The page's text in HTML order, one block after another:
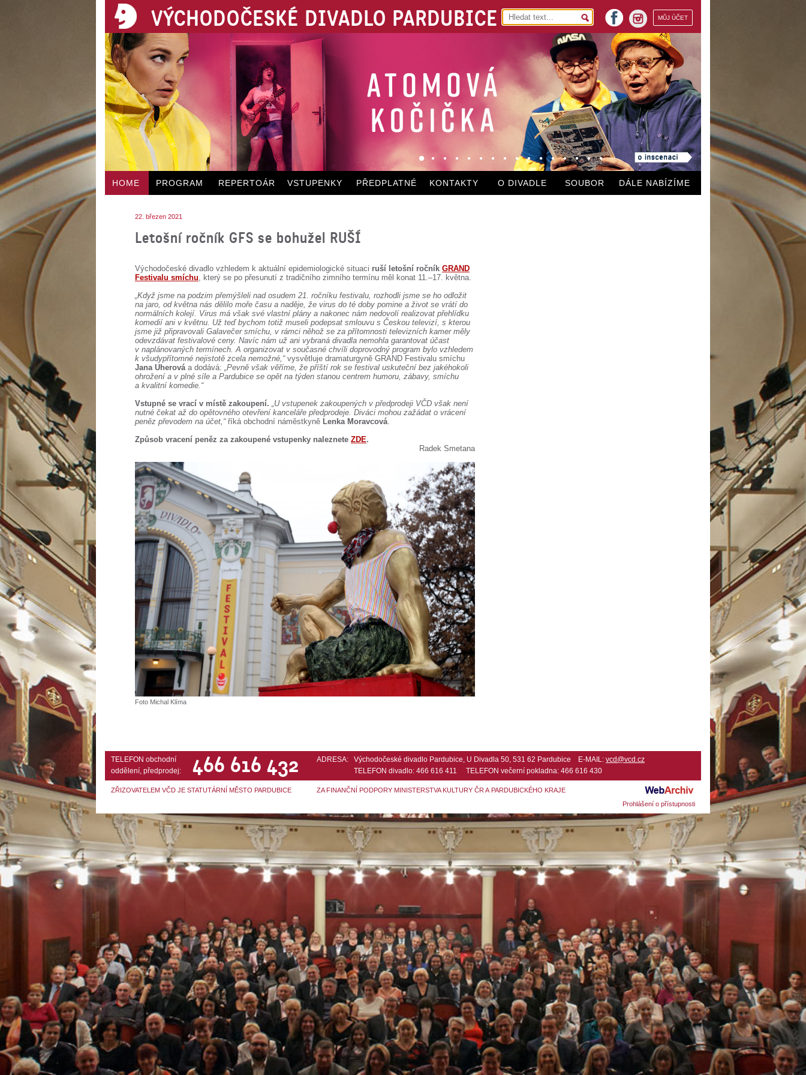
VÝCHODOČESKÉ DIVADLO PARDUBICE MŮJ ÚČET
instagram
facebook
HOME PROGRAM REPERTOÁR VSTUPENKY PŘEDPLATNÉ KONTAKTY O DIVADLE SOUBOR DÁLE NABÍZÍME
22. březen 2021
Letošní ročník GFS se bohužel RUŠÍ
Východočeské divadlo vzhledem k aktuální epidemiologické situaci ruší letošní ročník GRAND
Festivalu smíchu, který se po přesunutí z tradičního zimního termínu měl konat 11.–17. května.
„Když jsme na podzim přemýšleli nad osudem 21. ročníku festivalu, rozhodli jsme se ho odložit
na jaro, od května nás dělilo moře času a naděje, že virus do té doby pomine a život se vrátí do
normálních kolejí. Virus má však své vlastní plány a nakonec nám nedovolí realizovat přehlídku
komedií ani v květnu. Už teď bychom totiž museli podepsat smlouvu s Českou televizí, s kterou
jsme již připravovali Galavečer smíchu, v rámci něhož se za přítomnosti televizních kamer měly
odevzdávat festivalové ceny. Navíc nám už ani vybraná divadla nemohla garantovat účast
v naplánovaných termínech. A organizovat v současné chvíli doprovodný program bylo vzhledem
k všudypřítomné nejistotě zcela nemožné,“vysvětluje dramaturgyně GRAND Festivalu smíchu
Jana Uherováa dodává: „Pevně však věříme, že příští rok se festival uskuteční bez jakéhokoli
ohrožení a v plné síle a Pardubice se opět na týden stanou centrem humoru, zábavy, smíchu
a kvalitní komedie.“
Vstupné se vrací v místě zakoupení. „U vstupenek zakoupených v předprodeji VČD však není
nutné čekat až do opětovného otevření kanceláře předprodeje. Diváci mohou zažádat o vrácení
peněz převodem na účet,“říká obchodní náměstkyně Lenka Moravcová.
Způsob vracení peněz za zakoupené vstupenky naleznete ZDE.
Radek Smetana
Foto Michal Klíma
TELEFON obchodní
oddělení, předprodej:
466 616 432 ADRESA: Východočeské divadlo Pardubice, U Divadla 50, 531 62 Pardubice E-MAIL: vcd@vcd.cz
TELEFON divadlo: 466 616 411 TELEFON večerní pokladna: 466 616 430
ZŘIZOVATELEM VČD JE STATUTÁRNÍ MĚSTO PARDUBICE
ZA FINANČNÍ PODPORY MINISTERSTVA KULTURY ČR A PARDUBICKÉHO KRAJE
Prohlášení o přístupnosti